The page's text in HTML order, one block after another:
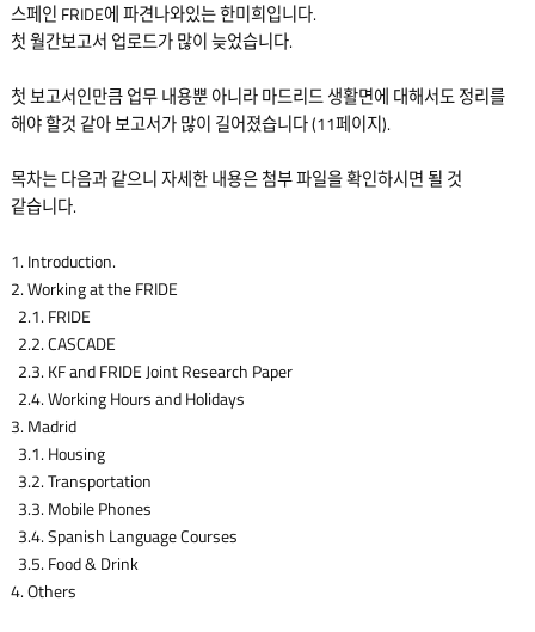
스페인 FRIDE에 파견나와있는 한미희입니다.
첫 월간보고서 업로드가 많이 늦었습니다.
첫 보고서인만큼 업무 내용뿐 아니라 마드리드 생활면에 대해서도 정리를
해야 할것 같아 보고서가 많이 길어졌습니다 (11페이지).
목차는 다음과 같으니 자세한 내용은 첨부 파일을 확인하시면 될 것
같습니다.
1. Introduction.
2. Working at the FRIDE
2.1. FRIDE
2.2. CASCADE
2.3. KF and FRIDE Joint Research Paper
2.4. Working Hours and Holidays
3. Madrid
3.1. Housing
3.2. Transportation
3.3. Mobile Phones
3.4. Spanish Language Courses
3.5. Food & Drink
4. Others